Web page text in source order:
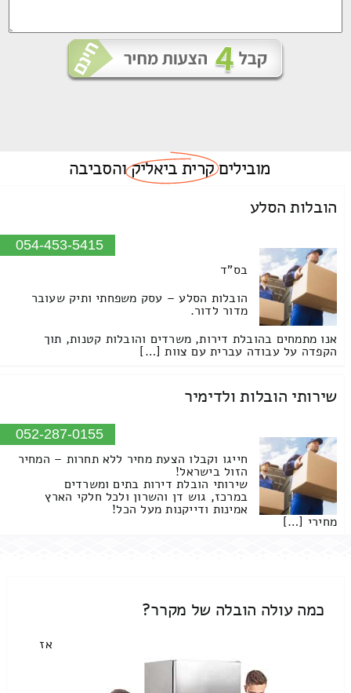
מוביליםקרית ביאליקוהסביבה
הובלות הסלע
054-453-5415
בס"ד
הובלות הסלע – עסק משפחתי ותיק שעובר
מדור לדור.
אנו מתמחים בהובלת דירות, משרדים והובלות קטנות, תוך
הקפדה על עבודה עברית עם צוות […]
שירותי הובלות ולדימיר
052-287-0155
חייגו וקבלו הצעת מחיר ללא תחרות – המחיר
הזול בישראל!
שירותי הובלת דירות בתים ומשרדים
במרכז, גוש דן והשרון ולכל חלקי הארץ
אמינות ודייקנות מעל הכל!
מחירי […]
כמה עולה הובלה של מקרר?
אז